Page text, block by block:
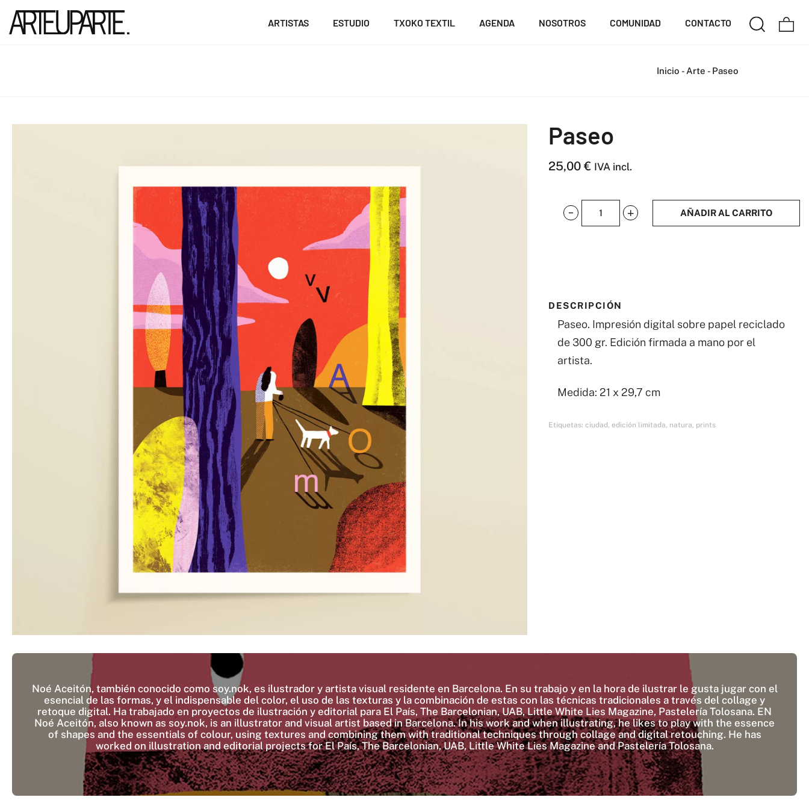
ARTISTAS ESTUDIO TXOKO TEXTIL AGENDA NOSOTROS COMUNIDAD CONTACTO
Inicio - Arte - Paseo
Paseo
25,00€ IVA incl.
Paseo
AÑADIR AL CARRITO
DESCRIPCIÓN
Paseo. Impresión digital sobre papel reciclado
de 300 gr. Edición firmada a mano por el
artista.
Medida: 21 x 29,7 cm
Etiquetas: ciudad , edición limitada, natura, prints
Noé Aceitón, también conocido como soy.nok, es ilustrador y artista visual residente en Barcelona. En su trabajo y en la hora de ilustrar le gusta jugar con el
esencial de las formas, y el indispensable del color, el uso de las texturas y la combinación de estas con las técnicas tradicionales a través del collage y
retoque digital. Ha trabajado en proyectos de ilustración y editorial para El País, The Barcelonian, UAB, Little White Lies Magazine, Pastelería Tolosana. EN
Noé Aceitón, also known as soy.nok, is an illustrator and visual artist based in Barcelona. In his work and when illustrating, he likes to play with the essence
of shapes and the essentials of colour, using textures and combining them with traditional techniques through collage and digital retouching. He has
worked on illustration and editorial projects for El País, The Barcelonian, UAB, Little White Lies Magazine and Pastelería Tolosana.